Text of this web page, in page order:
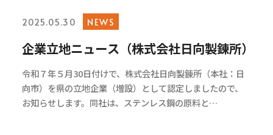
2025.05.30 NEWS
企業立地ニュース（株式会社日向製錬所）
令和７年５月30日付けで、株式会社日向製錬所（本社：日
向市）を県の立地企業（増設）として認定しましたので、
お知らせします。同社は、ステンレス鋼の原料と…